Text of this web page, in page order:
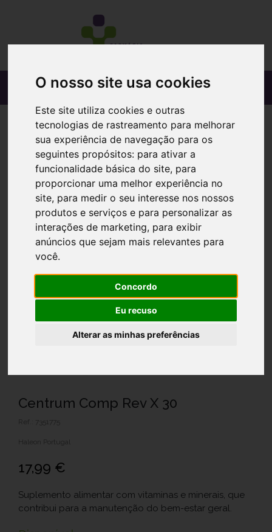
O nosso site usa cookies
Este site utiliza cookies e outras
tecnologias de rastreamento para melhorar
sua experiência de navegação para os
seguintes propósitos: para ativar a
funcionalidade básica do site, para
proporcionar uma melhor experiência no
site, para medir o seu interesse nos nossos
produtos e serviços e para personalizar as
interações de marketing, para exibir
anúncios que sejam mais relevantes para
você.
Concordo
Eu recuso
Alterar as minhas preferências
Centrum Comp Rev X 30
Ref.: 7351775
Haleon Portugal
17,99 €
Suplemento alimentar com vitaminas e minerais, que
contribui para a manutenção do bem-estar geral.